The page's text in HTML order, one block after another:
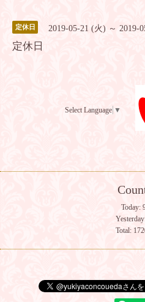
定休日 2019-05-21 (火) ～ 2019-
定休日
Select Language ▼
Today:
Total: